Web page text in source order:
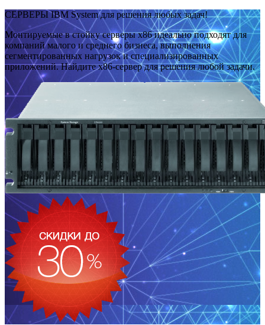
СЕРВЕРЫ IBM System для решения любых задач!
Монтируемые в стойку серверы x86 идеально подходят для
компаний малого и среднего бизнеса, выполнения
сегментированных нагрузок и специализированных
приложений. Найдите x86-сервер для решения любой задачи.